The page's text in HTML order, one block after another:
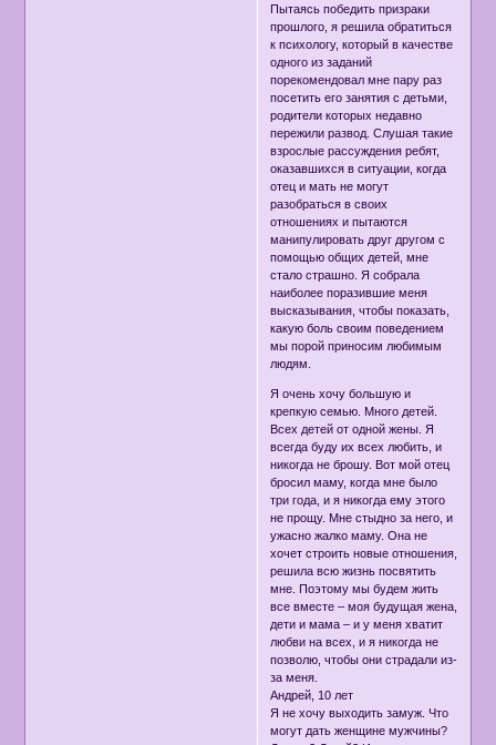
Пытаясь победить призраки
прошлого, я решила обратиться
к психологу, который в качестве
одного из заданий
порекомендовал мне пару раз
посетить его занятия с детьми,
родители которых недавно
пережили развод. Слушая такие
взрослые рассуждения ребят,
оказавшихся в ситуации, когда
отец и мать не могут
разобраться в своих
отношениях и пытаются
манипулировать друг другом с
помощью общих детей, мне
стало страшно. Я собрала
наиболее поразившие меня
высказывания, чтобы показать,
какую боль своим поведением
мы порой приносим любимым
людям.
Я очень хочу большую и
крепкую семью. Много детей.
Всех детей от одной жены. Я
всегда буду их всех любить, и
никогда не брошу. Вот мой отец
бросил маму, когда мне было
три года, и я никогда ему этого
не прощу. Мне стыдно за него, и
ужасно жалко маму. Она не
хочет строить новые отношения,
решила всю жизнь посвятить
мне. Поэтому мы будем жить
все вместе – моя будущая жена,
дети и мама – и у меня хватит
любви на всех, и я никогда не
позволю, чтобы они страдали из-
за меня.
Андрей, 10 лет
Я не хочу выходить замуж. Что
могут дать женщине мужчины?